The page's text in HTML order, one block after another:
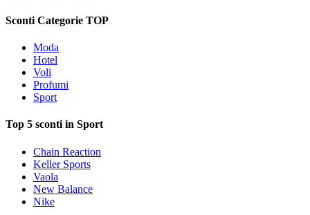
Sconti Categorie TOP
Moda
Hotel
Voli
Profumi
Sport
Top 5 sconti in Sport
Chain Reaction
Keller Sports
Vaola
New Balance
Nike